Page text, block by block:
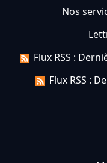
Nos
Flux RSS :
Flux RSS :